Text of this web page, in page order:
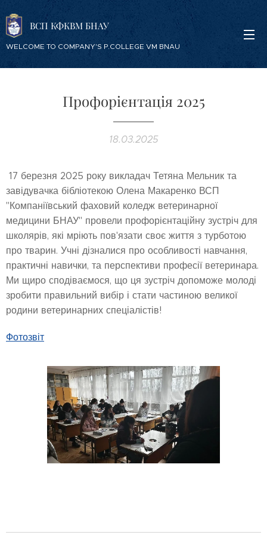
ВСП КФКВМ БНАУ
WELCOME TO COMPANY'S P.COLLEGE VM BNAU
Профорієнтація 2025
18.03.2025
17 березня 2025 року викладач Тетяна Мельник та
завідувачка бібліотекою Олена Макаренко ВСП
"Компаніївський фаховий коледж ветеринарної
медицини БНАУ" провели профорієнтаційну зустріч для
школярів, які мріють пов'язати своє життя з турботою
про тварин. Учні дізналися про особливості навчання,
практичні навички, та перспективи професії ветеринара.
Ми щиро сподіваємося, що ця зустріч допоможе молоді
зробити правильний вибір і стати частиною великої
родини ветеринарних спеціалістів!
Фотозвіт